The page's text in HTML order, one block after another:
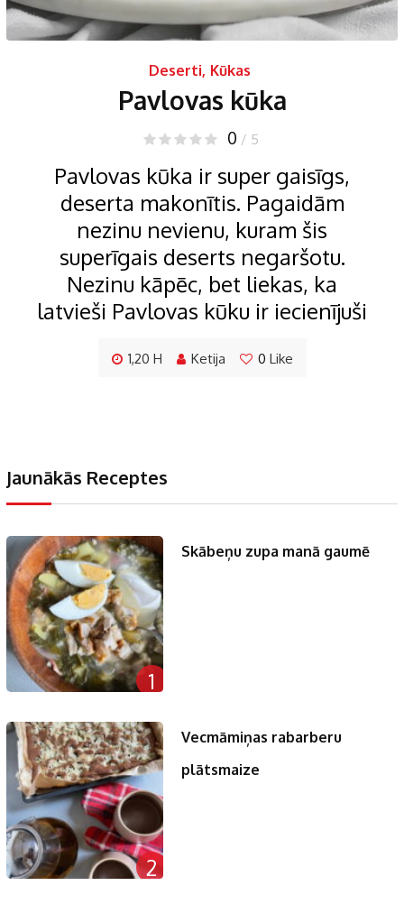
Deserti, Kūkas
Pavlovas kūka
0 / 5
Pavlovas kūka ir super gaisīgs,
deserta makonītis. Pagaidām
nezinu nevienu, kuram šis
superīgais deserts negaršotu.
Nezinu kāpēc, bet liekas, ka
latvieši Pavlovas kūku ir iecienījuši
1,20 H Ketija 0 Like
Jaunākās Receptes
1
Skābeņu zupa manā gaumē
2
Vecmāmiņas rabarberu
plātsmaize